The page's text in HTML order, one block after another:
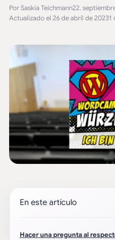
Por Saskia Teichmann22.
Actualizado el 26 de abril de 20231
En este artículo
Hacer una pregunta al